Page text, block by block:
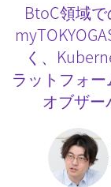
BtoC領域
く、
ラットフォー
オブザ